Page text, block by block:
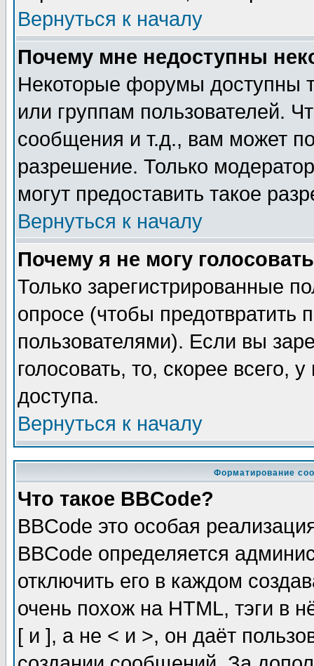
Вернуться к началу
Почему мне недоступны
Некоторые форумы доступны
или группам пользователей.
сообщения и т.д., вам может
разрешение. Только
могут предоставить такое
Вернуться к началу
Почему я не могу
Только зарегистрированные
опросе (чтобы предотвратить
пользователями). Если вы
голосовать, то, скорее всего,
доступа.
Вернуться к началу
Форматирование
Что такое BBCode?
BBCode это особая
BBCode определяется
отключить его в каждом
очень похож на HTML, тэги в
[ и ], а не < и >, он даёт